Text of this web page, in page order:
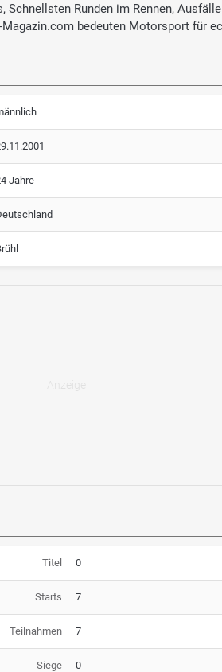
Schnellsten Runden im Rennen,
bedeuten Motorsport für
Jahre
Titel 0
Starts 7
Teilnahmen 7
Siege 0